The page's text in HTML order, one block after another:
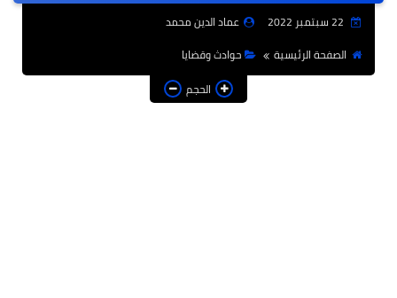
حوادث وقضايا
فن
التعليم
عماد الدين محمد
الصفحة الرئيسية
حوادث وقضايا
الحجم